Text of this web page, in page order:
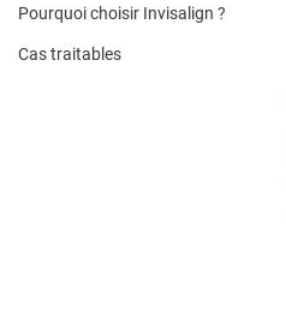
Pourquoi choisir Invisalign ?
Cas traitables